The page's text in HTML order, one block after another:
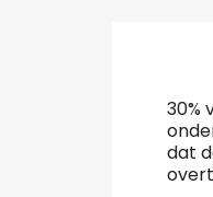
30%
dat